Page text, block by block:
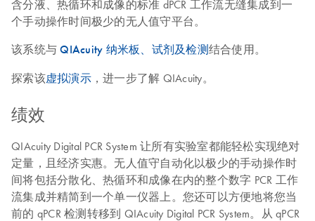
含分液、热循环和成像的标准 dPCR 工作流无缝集成到一
个手动操作时间极少的无人值守平台。
该系统与QIAcuity 纳米板、试剂及检测结合使用。
探索该虚拟演示，进一步了解 QIAcuity。
绩效
QIAcuity Digital PCR System 让所有实验室都能轻松实现绝对
定量，且经济实惠。无人值守自动化以极少的手动操作时
间将包括分散化、热循环和成像在内的整个数字 PCR 工作
流集成并精简到一个单一仪器上。您还可以方便地将您当
前的 qPCR 检测转移到 QIAcuity Digital PCR System。从 qPCR